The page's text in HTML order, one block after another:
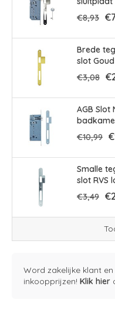
€8,93
Brede
slot Goud
€3,08
AGB Slot
€10,99
Smalle
slot RVS
€3,49
Word zakelijke klant
inkoopprijzen! Klik hier